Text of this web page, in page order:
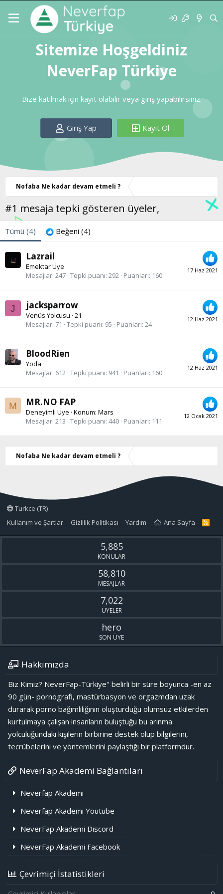
Sitemize Hoşgeldiniz
NeverFap Türkiye
Bize katılmak için kayıt olabilir veya giriş yapabilirsiniz.
Giriş Yap Kayıt Ol
Nofaba Ne kadar devam etmeli ?
#1 mesaja tepki gösteren üyeler,
Tümü (4) Beğeni (4)
17 Haz 2021
Lazrail
Emektar Üye
Mesajlar 247 Tepki puanı 292 Puanları 160
J
12 Haz 2021
jacksparrow
Venüs Yolcusu · 21
Mesajlar 71 Tepki puanı 95 Puanları 24
12 Haz 2021
BloodRien
Yoda
Mesajlar 612 Tepki puanı 941 Puanları 160
M
12 Ocak 2021
MR.NO FAP
Deneyimli Üye · Konum: Mars
Mesajlar 213 Tepki puanı 440 Puanları 111
Nofaba Ne kadar devam etmeli ?
Turkce (TR)
Kullanım ve Şartlar
Gizlilik Politikası Yardım Ana Sayfa
R
S
5,885
KONULAR
58,810
MESAJLAR
7,022
ÜYELER
hero
SON ÜYE
Hakkımızda
Biz Kimiz? NeverFap-Türkiye" belirli bir süre boyunca -en az
90 gün- pornografi, mastürbasyon ve orgazmdan uzak
durarak porno bağımlılığının oluşturduğu olumsuz etkilerden
kurtulmaya çalışan insanların buluştuğu bu arınma
yolculuğundaki kişilerin birbirine destek olup bilgilerini,
tecrübelerini ve yöntemlerini paylaştığı bir platformdur.
NeverFap Akademi Bağlantıları
Neverfap Akademi
Neverfap Akademi Youtube
NeverFap Akademi Discord
NeverFap Akademi Facebook
Çevrimiçi İstatistikleri